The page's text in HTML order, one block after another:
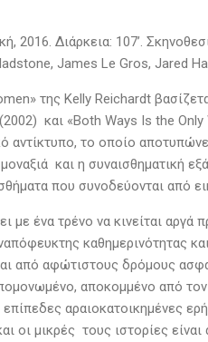
2016. Διάρκεια: 107’.
James Le Gros, Jared
της Kelly Reichardt
και «Both Ways Is the Only
αντίκτυπο, το οποίο
και η συναισθηματική
που συνοδεύονται από
με ένα τρένο να κινείται
καθημερινότητας
από αφώτιστους δρόμους
αποκομμένο από τον
αραιοκατοικημένες
οι μικρές τους ιστορίες